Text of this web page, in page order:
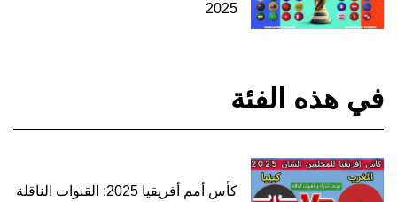
2025
في هذه الفئة
كأس أمم أفريقيا 2025: القنوات الناقلة